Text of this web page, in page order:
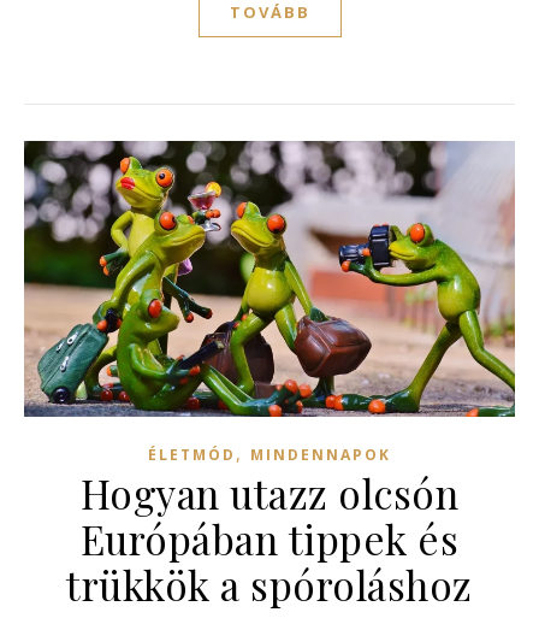
TOVÁBB
ÉLETMÓD , MINDENNAPOK
Hogyan utazz olcsón
Európában tippek és
trükkök a spóroláshoz